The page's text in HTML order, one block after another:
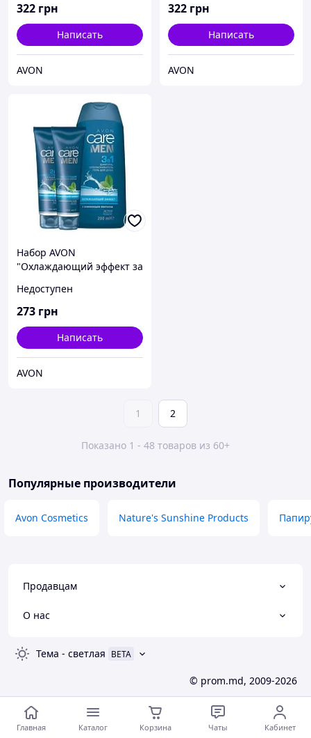
322 грн
Написать
AVON
322 грн
Написать
AVON
Набор AVON
"Охлаждающий эффект за
69565
Недоступен
273 грн
Написать
AVON
1 2
Показано 1 - 48 товаров из 60+
Популярные производители
Avon Cosmetics Nature's Sunshine Products
Продавцам
О нас
Тема - светлая BETA
© prom.md, 2009-2026
Главная Каталог Корзина Чаты Кабинет